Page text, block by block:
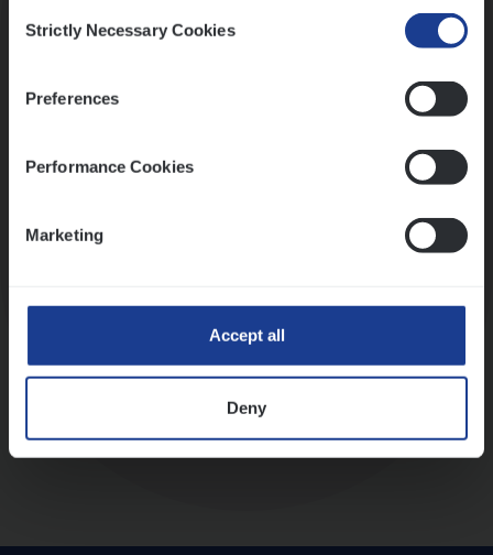
Selection
Strictly Necessary Cookies
Preferences
Performance Cookies
Marketing
Accept all
Deny